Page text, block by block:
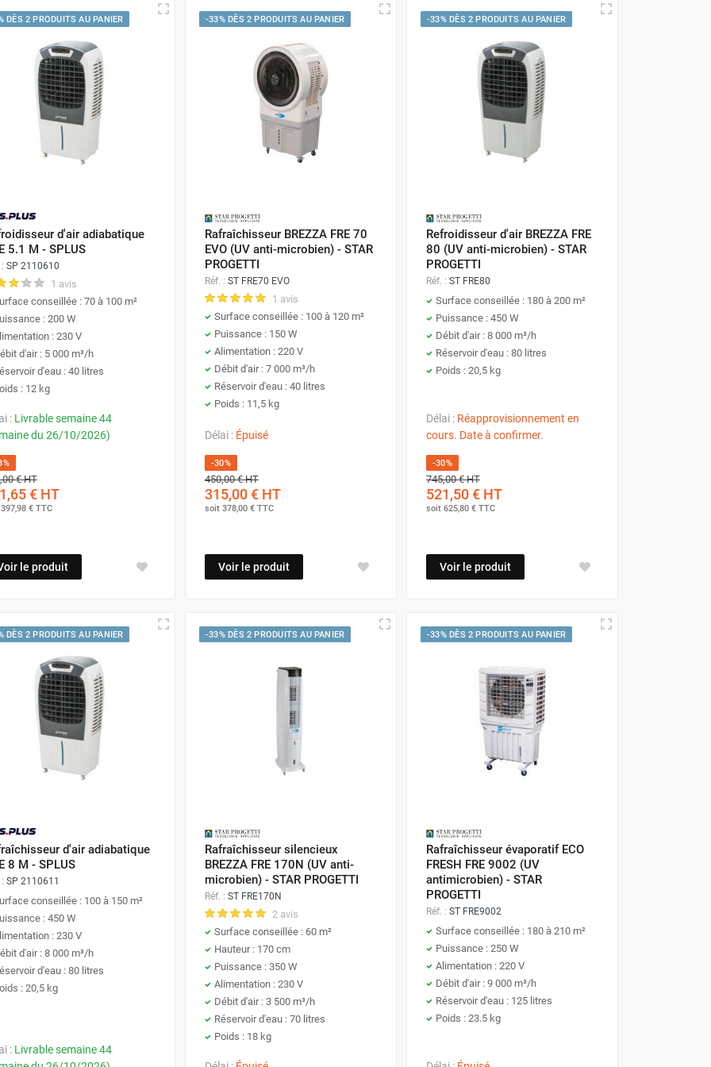
sur l'extérieur…
et autres coûts. À la différence des systèmes de climatisation, ils peuvent être utilisé avec les fenêtres
utilisés pour faire descendre la température dans de petits volumes fermés.
rafraichisseur d'air mobile ?
quant au choix de la puissance de votre rafraichisseur d'air. Bien sûr ce sont des indications théoriques car
nos conseillez vous aiguilleront pour le choix de votre rafraichisseur.
Utilisation
Chambres, petits salons, bureaux individuels
Appartements, bureaux spacieux
Grands salons, espaces commerciaux, ateliers ouverts
Grandes salles de réception, entrepôts, espaces événementiels
Grands espaces commerciaux, halls d'exposition, gymnases
DÈS 2 PRODUITS AU PANIER
d'air adiabatique
5.1 M - SPLUS
SP 2110610
1 avis
conseillée : 70 à 100 m²
: 200 W
: 230 V
d'air : 5 000 m³/h
d'eau : 40 litres
: 12 kg
: Livrable semaine 44
du 26/10/2026)
€HT
€ HT
397,98 € TTC
le produit
-33% DÈS 2 PRODUITS AU PANIER
Rafraîchisseur BREZZA FRE 70
EVO (UV anti-microbien) - STAR
PROGETTI
Réf. : ST FRE70 EVO
1 avis
Surface conseillée : 100 à 120 m²
Puissance : 150 W
Alimentation : 220 V
Débit d'air : 7 000 m³/h
Réservoir d'eau : 40 litres
Poids : 11,5 kg
Délai : Épuisé
-30%
450,00 €HT
315,00 €HT
soit 378,00 €TTC
Voir le produit
-33% DÈS 2 PRODUITS AU PANIER
Refroidisseur d'air BREZZA FRE
80 (UV anti-microbien) - STAR
PROGETTI
Réf. : ST FRE80
Surface conseillée : 180 à 200 m²
Puissance : 450 W
Débit d'air : 8 000 m³/h
Réservoir d'eau : 80 litres
Poids : 20,5 kg
Délai : Réapprovisionnement en
cours. Date à confirmer.
-30%
745,00 €HT
521,50 €HT
soit 625,80 €TTC
Voir le produit
DÈS 2 PRODUITS AU PANIER
d'air adiabatique
8 M - SPLUS
SP 2110611
conseillée : 100 à 150 m²
: 450 W
: 230 V
d'air : 8 000 m³/h
d'eau : 80 litres
: 20,5 kg
: Livrable semaine 44
-33% DÈS 2 PRODUITS AU PANIER
Rafraîchisseur silencieux
BREZZA FRE 170N (UV anti-
microbien) - STAR PROGETTI
Réf. : ST FRE170N
2 avis
Surface conseillée : 60 m²
Hauteur : 170 cm
Puissance : 350 W
Alimentation : 230 V
Débit d'air : 3 500 m³/h
Réservoir d'eau : 70 litres
Poids : 18 kg
-33% DÈS 2 PRODUITS AU PANIER
Rafraîchisseur évaporatif ECO
FRESH FRE 9002 (UV
antimicrobien) - STAR
PROGETTI
Réf. : ST FRE9002
Surface conseillée : 180 à 210 m²
Puissance : 250 W
Alimentation : 220 V
Débit d'air : 9 000 m³/h
Réservoir d'eau : 125 litres
Poids : 23.5 kg